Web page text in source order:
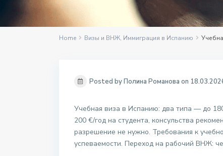
Home Визы и ВНЖ, Иммиграция в Испанию
Posted by Полина Романова on
Учебная виза в Испанию: два типа — до
200 €/год на студента, консульства
разрешение не нужно. Требования к
успеваемости. Переход на рабочий ВНЖ: